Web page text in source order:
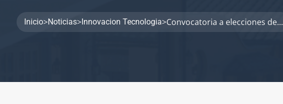
Inicio>Noticias>Innovacion Tecnologia>Convocatoria a elecciones de...